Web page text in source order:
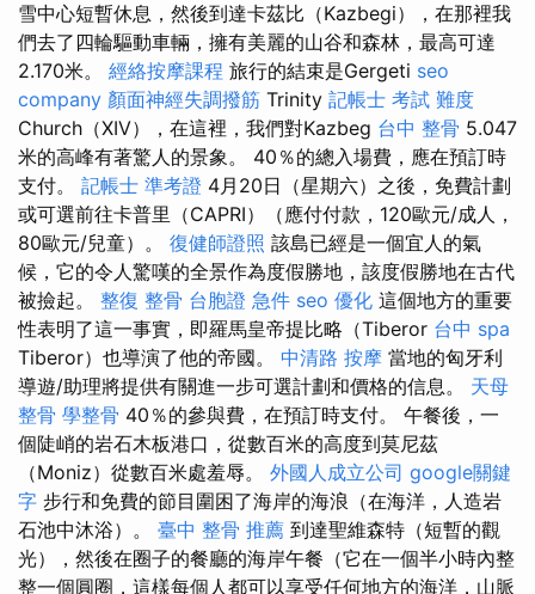
雪中心短暫休息，然後到達卡茲比（Kazbegi），在那裡我
們去了四輪驅動車輛，擁有美麗的山谷和森林，最高可達
2.170米。 經絡按摩課程 旅行的結束是Gergeti seo
company 顏面神經失調撥筋 Trinity 記帳士 考試 難度
Church（XIV），在這裡，我們對Kazbeg 台中 整骨 5.047
米的高峰有著驚人的景象。 40％的總入場費，應在預訂時
支付。 記帳士 準考證 4月20日（星期六）之後，免費計劃
或可選前往卡普里（CAPRI）（應付付款，120歐元/成人，
80歐元/兒童）。 復健師證照 該島已經是一個宜人的氣
候，它的令人驚嘆的全景作為度假勝地，該度假勝地在古代
被撿起。 整復 整骨 台胞證 急件 seo 優化 這個地方的重要
性表明了這一事實，即羅馬皇帝提比略（Tiberor 台中 spa
Tiberor）也導演了他的帝國。 中清路 按摩 當地的匈牙利
導遊/助理將提供有關進一步可選計劃和價格的信息。 天母
整骨 學整骨 40％的參與費，在預訂時支付。 午餐後，一
個陡峭的岩石木板港口，從數百米的高度到莫尼茲
（Moniz）從數百米處羞辱。 外國人成立公司 google關鍵
字 步行和免費的節目圍困了海岸的海浪（在海洋，人造岩
石池中沐浴）。 臺中 整骨 推薦 到達聖維森特（短暫的觀
光），然後在圈子的餐廳的海岸午餐（它在一個半小時內整
整一個圓圈，這樣每個人都可以享受任何地方的海洋，山脈